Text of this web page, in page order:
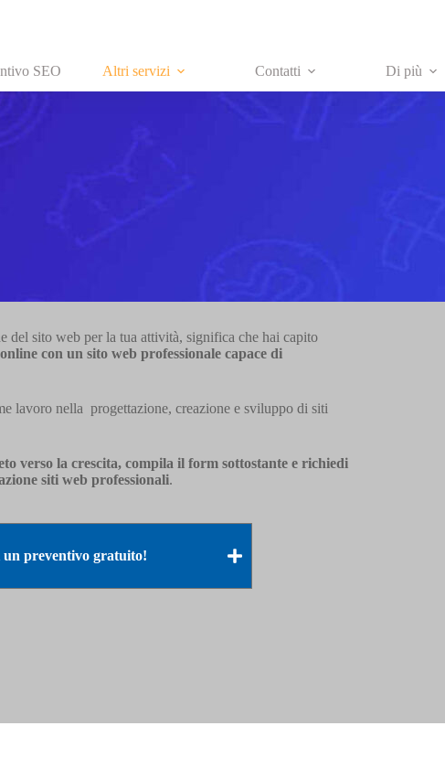
SEO Altri servizi Contatti Di più
del sito web per la tua attività, significa che hai capito
con un sito web professionale capace di
lavoro nella progettazione, creazione e sviluppo di siti
verso la crescita, compila il form sottostante e richiedi
siti web professionali.
un preventivo gratuito!